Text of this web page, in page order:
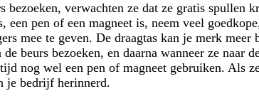
bezoeken, verwachten ze dat ze gratis spullen
een pen of een magneet is, neem veel
mee te geven. De draagtas kan je merk meer
beurs bezoeken, en daarna wanneer ze naar
nog wel een pen of magneet gebruiken. Als
je bedrijf herinnerd.